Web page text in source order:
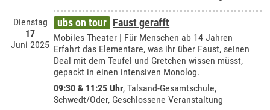
Dienstag
17
Juni 2025
ubs on tour Faust gerafft
Mobiles Theater | Für Menschen ab 14 Jahren
Erfahrt das Elementare, was ihr über Faust, seinen
Deal mit dem Teufel und Gretchen wissen müsst,
gepackt in einen intensiven Monolog.
09:30 & 11:25 Uhr,Talsand-Gesamtschule,
Schwedt/Oder, Geschlossene Veranstaltung